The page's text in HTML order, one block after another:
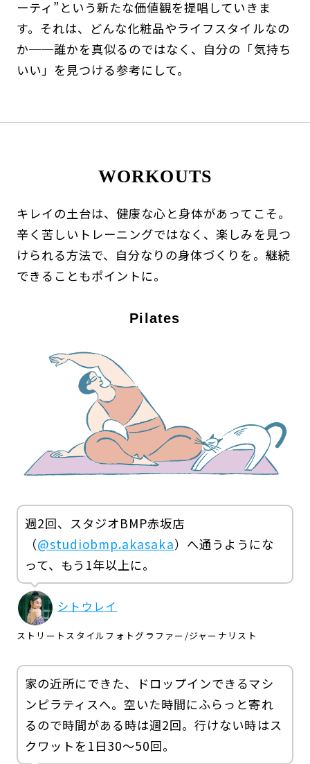
ーティ”という新たな価値観を提唱していきま
す。それは、どんな化粧品やライフスタイルなの
か──誰かを真似るのではなく、自分の「気持ち
いい」を見つける参考にして。
WORKOUTS
キレイの土台は、健康な心と身体があってこそ。
辛く苦しいトレーニングではなく、楽しみを見つ
けられる方法で、自分なりの身体づくりを。継続
できることもポイントに。
Pilates
週2回、スタジオBMP赤坂店
（@studiobmp.akasaka）へ通うようにな
って、もう1年以上に。
シトウレイ
ストリートスタイルフォトグラファー/ジャーナリスト
家の近所にできた、ドロップインできるマシ
ンピラティスへ。空いた時間にふらっと寄れ
るので時間がある時は週2回。行けない時はス
クワットを1日30〜50回。